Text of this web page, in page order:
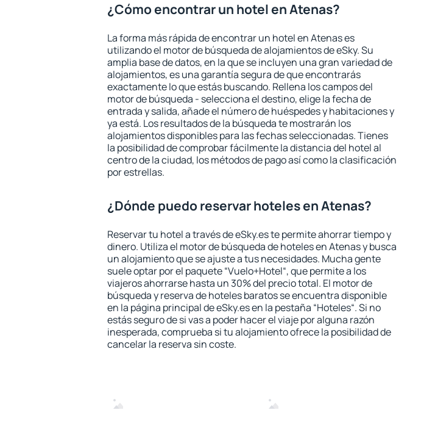
¿Cómo encontrar un hotel en Atenas?
La forma más rápida de encontrar un hotel en Atenas es
utilizando el motor de búsqueda de alojamientos de eSky. Su
amplia base de datos, en la que se incluyen una gran variedad de
alojamientos, es una garantía segura de que encontrarás
exactamente lo que estás buscando. Rellena los campos del
motor de búsqueda - selecciona el destino, elige la fecha de
entrada y salida, añade el número de huéspedes y habitaciones y
ya está. Los resultados de la búsqueda te mostrarán los
alojamientos disponibles para las fechas seleccionadas. Tienes
la posibilidad de comprobar fácilmente la distancia del hotel al
centro de la ciudad, los métodos de pago así como la clasificación
por estrellas.
¿Dónde puedo reservar hoteles en Atenas?
Reservar tu hotel a través de eSky.es te permite ahorrar tiempo y
dinero. Utiliza el motor de búsqueda de hoteles en Atenas y busca
un alojamiento que se ajuste a tus necesidades. Mucha gente
suele optar por el paquete “Vuelo+Hotel“, que permite a los
viajeros ahorrarse hasta un 30% del precio total. El motor de
búsqueda y reserva de hoteles baratos se encuentra disponible
en la página principal de eSky.es en la pestaña “Hoteles“. Si no
estás seguro de si vas a poder hacer el viaje por alguna razón
inesperada, comprueba si tu alojamiento ofrece la posibilidad de
cancelar la reserva sin coste.